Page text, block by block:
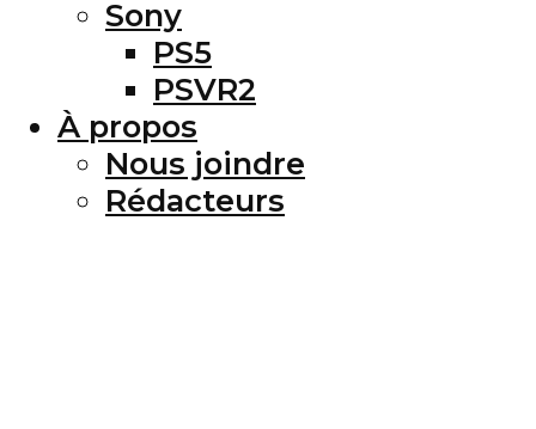
Sony
PS5
PSVR2
À propos
Nous joindre
Rédacteurs